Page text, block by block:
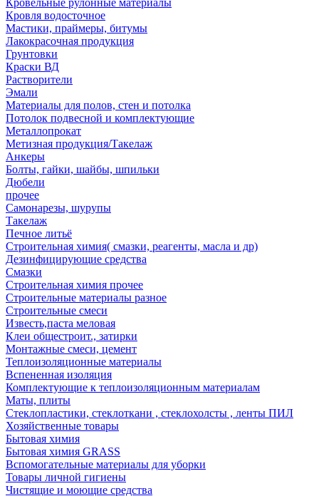
Кровельные рулонные материалы
Кровля водосточное
Мастики, праймеры, битумы
Лакокрасочная продукция
Грунтовки
Краски ВД
Растворители
Эмали
Материалы для полов, стен и потолка
Потолок подвесной и комплектующие
Металлопрокат
Метизная продукция/Такелаж
Анкеры
Болты, гайки, шайбы, шпильки
Дюбели
прочее
Самонарезы, шурупы
Такелаж
Печное литьё
Строительная химия( смазки, реагенты, масла и др)
Дезинфицирующие средства
Смазки
Строительная химия прочее
Строительные материалы разное
Строительные смеси
Известь,паста меловая
Клеи общестроит., затирки
Монтажные смеси, цемент
Теплоизоляционные материалы
Вспененная изоляция
Комплектующие к теплоизоляционным материалам
Маты, плиты
Стеклопластики, стеклоткани , стеклохолсты , ленты ПИЛ
Хозяйственные товары
Бытовая химия
Бытовая химия GRASS
Вспомогательные материалы для уборки
Товары личной гигиены
Чистящие и моющие средства